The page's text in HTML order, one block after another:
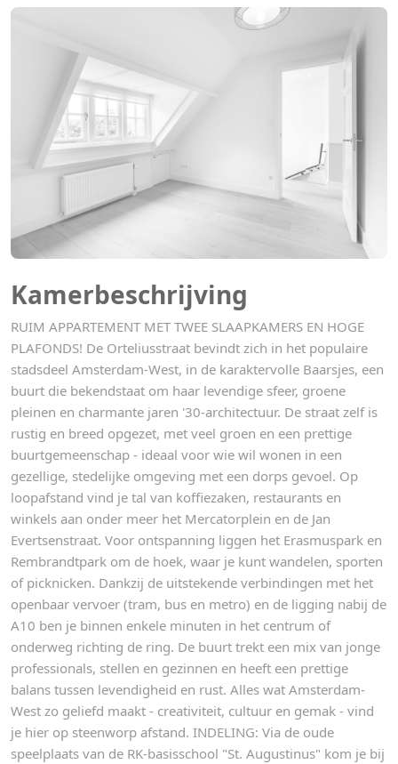
Kamerbeschrijving
RUIM APPARTEMENT MET TWEE SLAAPKAMERS EN HOGE
PLAFONDS! De Orteliusstraat bevindt zich in het populaire
stadsdeel Amsterdam-West, in de karaktervolle Baarsjes, een
buurt die bekendstaat om haar levendige sfeer, groene
pleinen en charmante jaren '30-architectuur. De straat zelf is
rustig en breed opgezet, met veel groen en een prettige
buurtgemeenschap - ideaal voor wie wil wonen in een
gezellige, stedelijke omgeving met een dorps gevoel. Op
loopafstand vind je tal van koffiezaken, restaurants en
winkels aan onder meer het Mercatorplein en de Jan
Evertsenstraat. Voor ontspanning liggen het Erasmuspark en
Rembrandtpark om de hoek, waar je kunt wandelen, sporten
of picknicken. Dankzij de uitstekende verbindingen met het
openbaar vervoer (tram, bus en metro) en de ligging nabij de
A10 ben je binnen enkele minuten in het centrum of
onderweg richting de ring. De buurt trekt een mix van jonge
professionals, stellen en gezinnen en heeft een prettige
balans tussen levendigheid en rust. Alles wat Amsterdam-
West zo geliefd maakt - creativiteit, cultuur en gemak - vind
je hier op steenworp afstand. INDELING: Via de oude
speelplaats van de RK-basisschool "St. Augustinus" kom je bij